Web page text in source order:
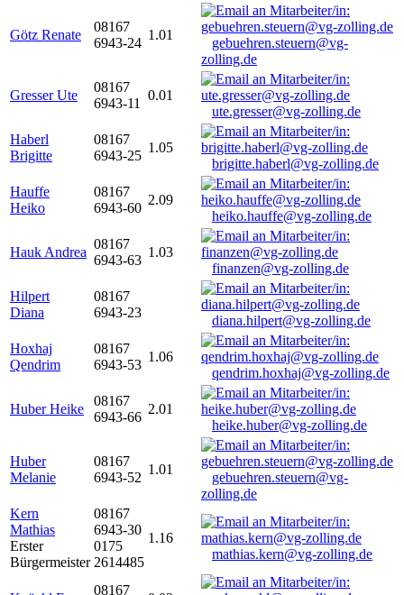
Götz Renate
08167
6943-24
1.01
gebuehren.steuern@vg-
zolling.de
Gresser Ute
08167
6943-11
0.01
ute.gresser@vg-zolling.de
Haberl
Brigitte
08167
6943-25
1.05
brigitte.haberl@vg-zolling.de
Hauffe
Heiko
08167
6943-60
2.09
heiko.hauffe@vg-zolling.de
Hauk Andrea
08167
6943-63
1.03
finanzen@vg-zolling.de
Hilpert
Diana
08167
6943-23
diana.hilpert@vg-zolling.de
Hoxhaj
Qendrim
08167
6943-53
1.06
qendrim.hoxhaj@vg-zolling.de
Huber Heike
08167
6943-66
2.01
heike.huber@vg-zolling.de
Huber
Melanie
08167
6943-52
1.01
gebuehren.steuern@vg-
zolling.de
Kern
Mathias
Erster
Bürgermeister
08167
6943-30
0175
2614485
1.16
mathias.kern@vg-zolling.de
08167